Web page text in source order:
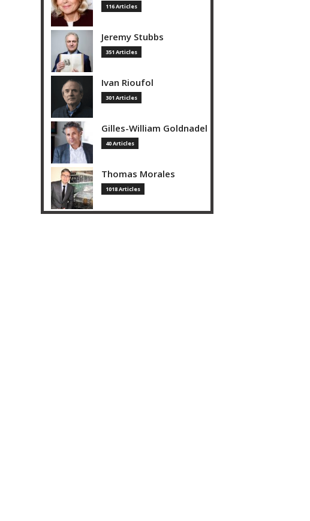
116 Articles
Jeremy Stubbs
351 Articles
Ivan Rioufol
301 Articles
Gilles-William Goldnadel
40 Articles
Thomas Morales
1018 Articles